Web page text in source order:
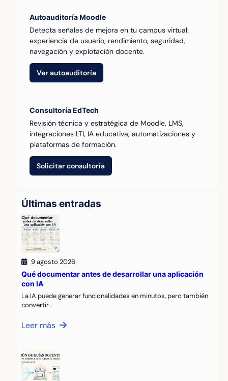
Autoauditoría Moodle
Detecta señales de mejora en tu campus virtual:
experiencia de usuario, rendimiento, seguridad,
navegación y explotación docente.
Ver autoauditoría
Consultoría EdTech
Revisión técnica y estratégica de Moodle, LMS,
integraciones LTI, IA educativa, automatizaciones y
plataformas de formación.
Solicitar consultoría
Últimas entradas
9 agosto 2026
Qué documentar antes de desarrollar una aplicación
con IA
La IA puede generar funcionalidades en minutos, pero también
convertir…
Leer más